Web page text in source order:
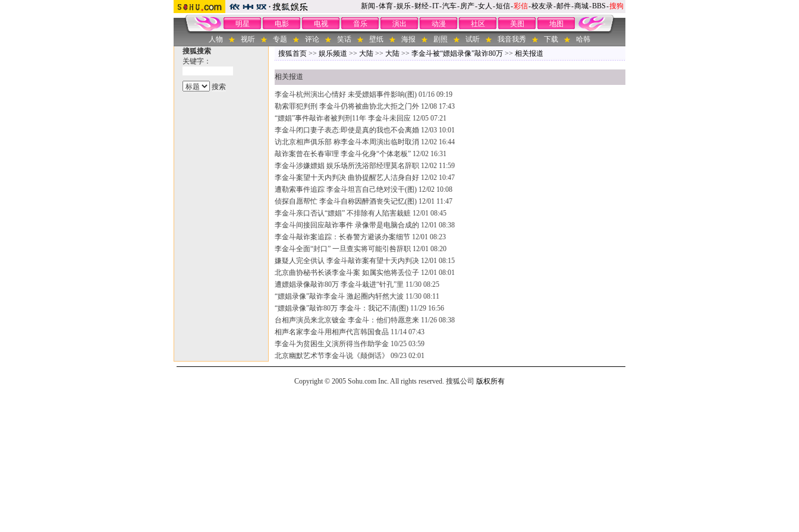
新闻-体育-娱乐-财经-IT-汽车-房产-女人 -短信-彩信-校友录-邮件-商城-BBS-搜狗
明星 电影 电视 音乐 演出 动漫 社区 美图
地图
人物
视听 专题 评论 笑话 壁纸 海报 剧照 试听 我音我秀 下载
哈韩
搜狐搜索
关键字：
搜狐首页 >> 娱乐频道 >> 大陆 >> 大陆 >> 李金斗被“嫖娼录像”敲诈80万 >> 相关报道
相关报道
李金斗杭州演出心情好 未受嫖娼事件影响(图) 01/16 09:19
勒索罪犯判刑 李金斗仍将被曲协北大拒之门外 12/08 17:43
“嫖娼”事件敲诈者被判刑11年 李金斗未回应 12/05 07:21
李金斗闭口妻子表态:即使是真的我也不会离婚 12/03 10:01
访北京相声俱乐部 称李金斗本周演出临时取消 12/02 16:44
敲诈案曾在长春审理 李金斗化身“个体老板” 12/02 16:31
李金斗涉嫌嫖娼 娱乐场所洗浴部经理莫名辞职 12/02 11:59
李金斗案望十天内判决 曲协提醒艺人洁身自好 12/02 10:47
遭勒索事件追踪 李金斗坦言自己绝对没干(图) 12/02 10:08
侦探自愿帮忙 李金斗自称因醉酒丧失记忆(图) 12/01 11:47
李金斗亲口否认“嫖娼” 不排除有人陷害栽赃 12/01 08:45
李金斗间接回应敲诈事件 录像带是电脑合成的 12/01 08:38
李金斗敲诈案追踪：长春警方避谈办案细节 12/01 08:23
李金斗全面“封口” 一旦查实将可能引咎辞职 12/01 08:20
嫌疑人完全供认 李金斗敲诈案有望十天内判决 12/01 08:15
北京曲协秘书长谈李金斗案 如属实他将丢位子 12/01 08:01
遭嫖娼录像敲诈80万 李金斗栽进“针孔”里 11/30 08:25
“嫖娼录像”敲诈李金斗 激起圈内轩然大波 11/30 08:11
“嫖娼录像”敲诈80万 李金斗：我记不清(图) 11/29 16:56
台相声演员来北京镀金 李金斗：他们特愿意来 11/26 08:38
相声名家李金斗用相声代言韩国食品 11/14 07:43
李金斗为贫困生义演所得当作助学金 10/25 03:59
北京幽默艺术节李金斗说《颠倒话》
09/23 02:01
Copyright © 2005 Sohu.com Inc. All rights reserved. 搜狐公司 版权所有